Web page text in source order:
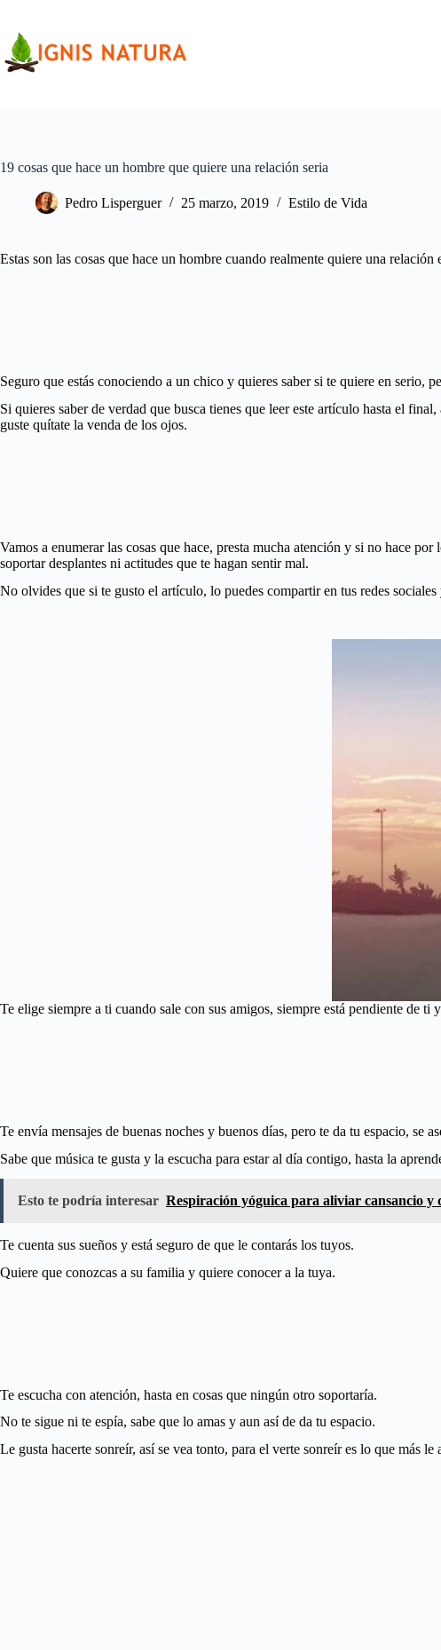
contenido
19 cosas que hace un hombre que quiere una relación seria
Pedro Lisperguer 25 marzo, 2019 Estilo de Vida
Estas son las cosas que hace un hombre cuando realmente quiere una
Seguro que estás conociendo a un chico y quieres saber si te quiere en serio,
Si quieres saber de verdad que busca tienes que leer este artículo hasta el
guste quítate la venda de los ojos.
Vamos a enumerar las cosas que hace, presta mucha atención y si no hace
soportar desplantes ni actitudes que te hagan sentir mal.
No olvides que si te gusto el artículo, lo puedes compartir en tus redes
Te elige siempre a ti cuando sale con sus amigos, siempre está pendiente de ti
Te envía mensajes de buenas noches y buenos días, pero te da tu espacio, se
Sabe que música te gusta y la escucha para estar al día contigo, hasta la
Esto te podría interesar Respiración yóguica para aliviar cansancio y
Te cuenta sus sueños y está seguro de que le contarás los tuyos.
Quiere que conozcas a su familia y quiere conocer a la tuya.
Te escucha con atención, hasta en cosas que ningún otro soportaría.
No te sigue ni te espía, sabe que lo amas y aun así de da tu espacio.
Le gusta hacerte sonreír, así se vea tonto, para el verte sonreír es lo que más le